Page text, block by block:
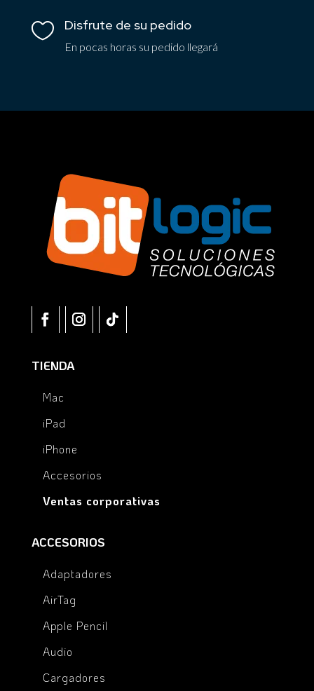
 Disfrute de su pedido
En pocas horas su pedido llegará
TIENDA
Mac
iPad
iPhone
Accesorios
Ventas corporativas
ACCESORIOS
Adaptadores
AirTag
Apple Pencil
Audio
Cargadores